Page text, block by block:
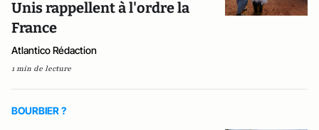
Unis rappellent à l'ordre la
France
Atlantico Rédaction
1 min de lecture
BOURBIER ?